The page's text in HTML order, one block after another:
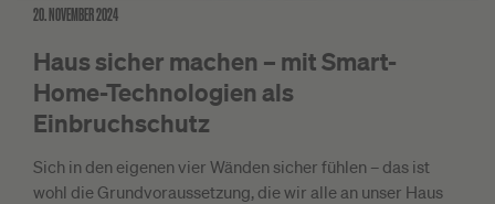
20. NOVEMBER 2024
Haus sicher machen – mit Smart-
Home-Technologien als
Einbruchschutz
Sich in den eigenen vier Wänden sicher fühlen – das ist
wohl die Grundvoraussetzung, die wir alle an unser Haus